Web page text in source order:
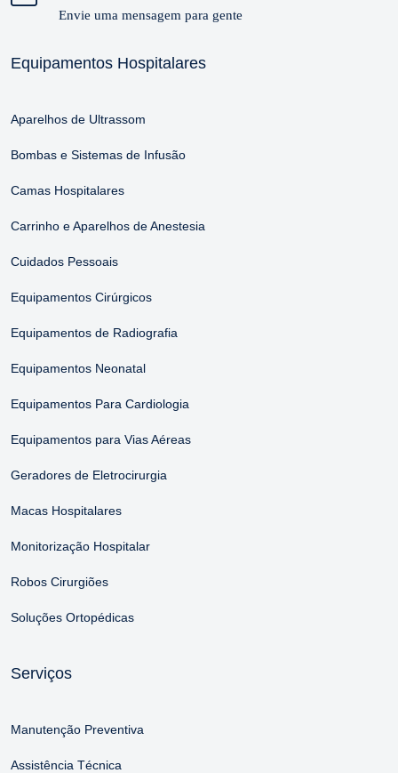
Envie uma mensagem para gente
Equipamentos Hospitalares
Aparelhos de Ultrassom
Bombas e Sistemas de Infusão
Camas Hospitalares
Carrinho e Aparelhos de Anestesia
Cuidados Pessoais
Equipamentos Cirúrgicos
Equipamentos de Radiografia
Equipamentos Neonatal
Equipamentos Para Cardiologia
Equipamentos para Vias Aéreas
Geradores de Eletrocirurgia
Macas Hospitalares
Monitorização Hospitalar
Robos Cirurgiões
Soluções Ortopédicas
Serviços
Manutenção Preventiva
Assistência Técnica